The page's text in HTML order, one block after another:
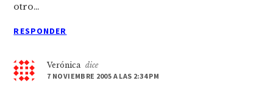
otro…
RESPONDER
Verónica dice
7 NOVIEMBRE 2005 A LAS 2:34 PM